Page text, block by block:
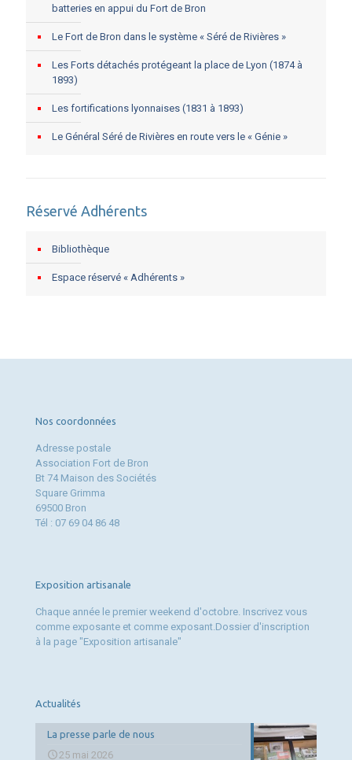
batteries en appui du Fort de Bron
Le Fort de Bron dans le système « Séré de Rivières »
Les Forts détachés protégeant la place de Lyon (1874 à
1893)
Les fortifications lyonnaises (1831 à 1893)
Le Général Séré de Rivières en route vers le « Génie »
Réservé Adhérents
Bibliothèque
Espace réservé « Adhérents »
Nos coordonnées
Adresse postale
Association Fort de Bron
Bt 74 Maison des Sociétés
Square Grimma
69500 Bron
Tél : 07 69 04 86 48
Exposition artisanale
Chaque année le premier weekend d'octobre. Inscrivez vous
comme exposante et comme exposant.Dossier d'inscription
à la page "Exposition artisanale"
Actualités
La presse parle de nous
25 mai 2026